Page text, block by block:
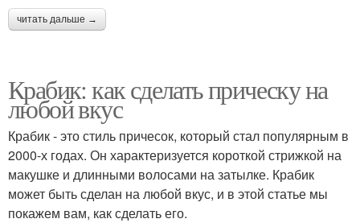
читать дальше →
Крабик: как сделать прическу на
любой вкус
Крабик - это стиль причесок, который стал популярным в
2000-х годах. Он характеризуется короткой стрижкой на
макушке и длинными волосами на затылке. Крабик
может быть сделан на любой вкус, и в этой статье мы
покажем вам, как сделать его.